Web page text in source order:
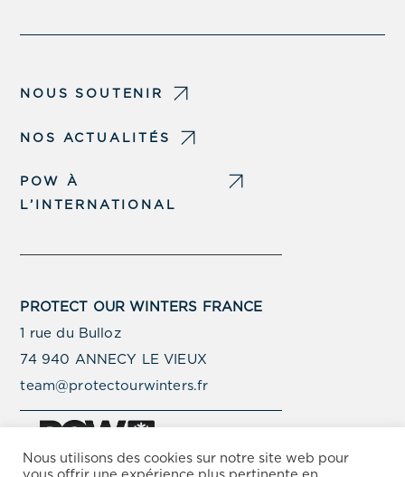
NOUS SOUTENIR
NOS ACTUALITÉS
POW À
L’INTERNATIONAL
PROTECT OUR WINTERS FRANCE
1 rue du Bulloz
74 940 ANNECY LE VIEUX
team@protectourwinters.fr
Nous utilisons des cookies sur notre site web pour